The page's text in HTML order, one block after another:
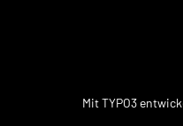
MitTYPO3